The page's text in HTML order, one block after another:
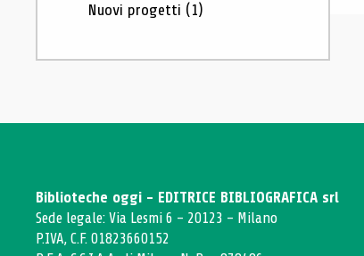
Nuovi progetti (1)
Biblioteche oggi - EDITRICE BIBLIOGRAFICA srl
Sede legale: Via Lesmi 6 - 20123 - Milano
P.IVA, C.F. 01823660152